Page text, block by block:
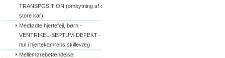
TRANSPOSITION (ombytning af de
store kar)
Medfødte hjertefejl, børn -
VENTRIKEL-SEPTUM-DEFEKT -
hul i hjertekamrens skillevæg
Mellemørebetændelse